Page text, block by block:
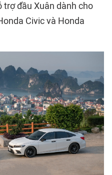
trợ đầu Xuân dành cho
Civic và Honda